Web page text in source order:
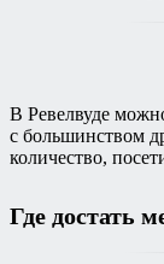
В Ревелвуде
с большинством
количество,
Где достать